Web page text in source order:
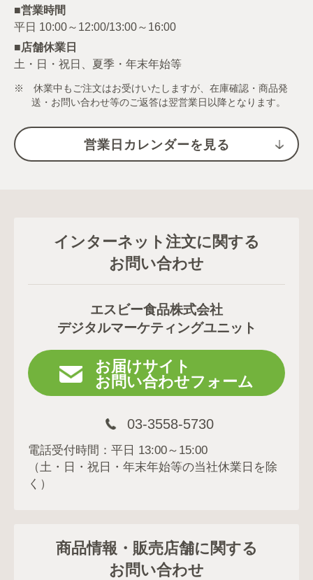
■営業時間
■店舗休業日
土・日・祝日、夏季・年末年始等
※ 休業中もご注文はお受けいたしますが、在庫確認・商品発
送・お問い合わせ等のご返答は翌営業日以降となります。
営業日カレンダーを見る
インターネット注文に関する
お問い合わせ
エスビー食品株式会社
デジタルマーケティングユニット
お届けサイト
お問い合わせフォーム
03-3558-5730
電話受付時間：平日 13:00～15:00
（土・日・祝日・年末年始等の当社休業日を除
く）
商品情報・販売店舗に関する
お問い合わせ